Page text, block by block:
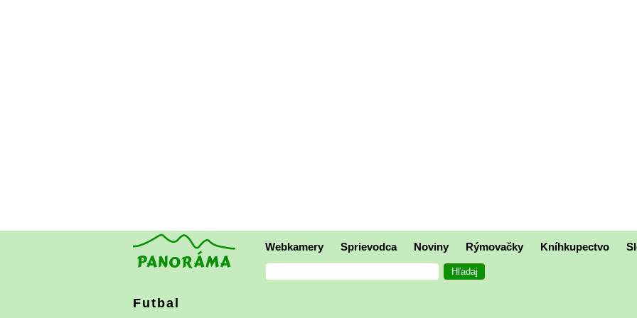
Webkamery Sprievodca Noviny Rýmovačky Kníhkupectvo
Futbal